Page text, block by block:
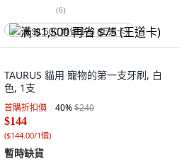
(6)
满 $1,500 再省 $75 (王道卡)
TAURUS 貓用 寵物的第一支牙刷, 白
色, 1支
首購折扣價 40%$240
$144
($144.00/1個)
暫時缺貨